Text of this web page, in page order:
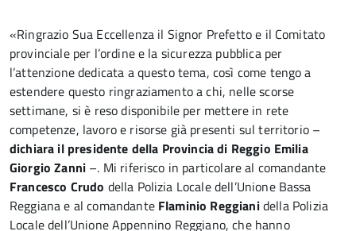
«Ringrazio Sua Eccellenza il Signor Prefetto e il Comitato
provinciale per l’ordine e la sicurezza pubblica per
l’attenzione dedicata a questo tema, così come tengo a
estendere questo ringraziamento a chi, nelle scorse
settimane, si è reso disponibile per mettere in rete
competenze, lavoro e risorse già presenti sul territorio –
dichiara il presidente della Provincia di Reggio Emilia
Giorgio Zanni –. Mi riferisco in particolare al comandante
Francesco Crudo della Polizia Locale dell’Unione Bassa
Reggiana e al comandante Flaminio Reggianidella Polizia
Locale dell’Unione Appennino Reggiano, che hanno